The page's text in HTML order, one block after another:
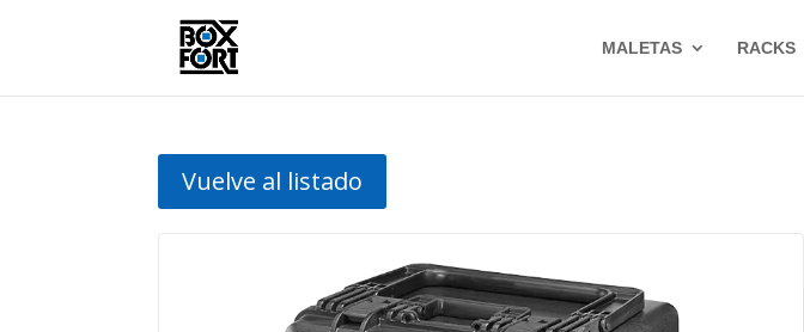
MALETAS RACKS
Vuelve al listado